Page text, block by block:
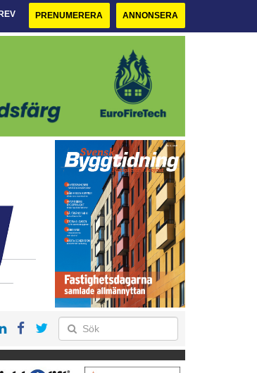
PRENUMERERA ANNONSERA